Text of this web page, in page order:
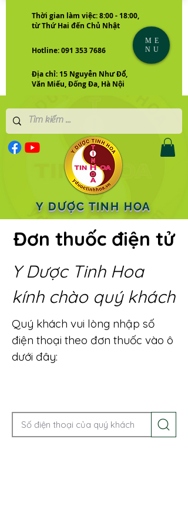
Thời gian làm việc: 8:00 - 18:00,
từ Thứ Hai đến Chủ Nhật
Hotline: 091 353 7686
Địa chỉ: 15 Nguyễn Như Đổ,
Văn Miếu, Đống Đa, Hà Nội
Y DƯỢC TINH HOA
ME
NU
Đơn thuốc điện tử
Y Dược Tinh Hoa
kính chào quý khách
Quý khách vui lòng nhập số
điện thoại theo đơn thuốc vào ô
dưới đây: